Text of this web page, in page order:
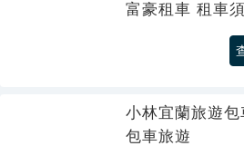
富豪租車 租車
小林宜蘭旅遊
包車旅遊